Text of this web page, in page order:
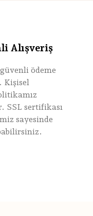
Alışveriş
ödeme
Kişisel
SSL sertifikası
sayesinde